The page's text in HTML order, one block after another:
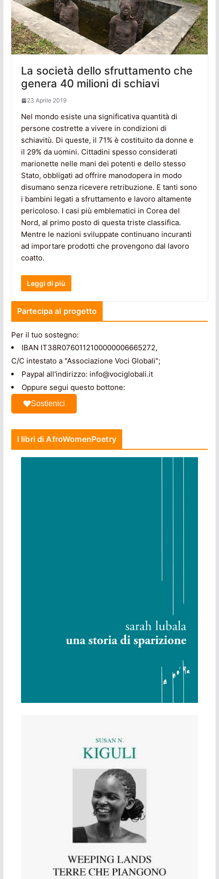
La società dello sfruttamento che
genera 40 milioni di schiavi
23 Aprile 2019
Nel mondo esiste una significativa quantità di
persone costrette a vivere in condizioni di
schiavitù. Di queste, il 71% è costituito da donne e
il 29% da uomini. Cittadini spesso considerati
marionette nelle mani dei potenti e dello stesso
Stato, obbligati ad offrire manodopera in modo
disumano senza ricevere retribuzione. E tanti sono
i bambini legati a sfruttamento e lavoro altamente
pericoloso. I casi più emblematici in Corea del
Nord, al primo posto di questa triste classifica.
Mentre le nazioni sviluppate continuano incuranti
ad importare prodotti che provengono dal lavoro
coatto.
Leggi di più
Partecipa al progetto
Per il tuo sostegno:
IBAN IT38R0760112100000006665272,
C/C intestato a "Associazione Voci Globali";
Paypal all'indirizzo: info@vociglobali.it
Oppure segui questo bottone:
Sostienici
I libri di AfroWomenPoetry